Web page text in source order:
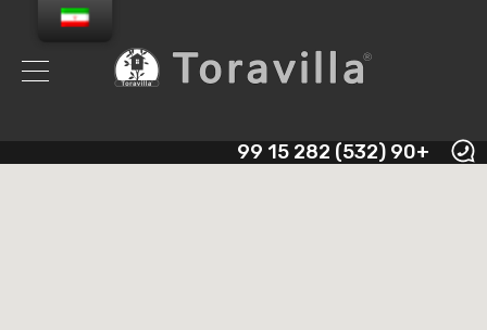
+90 (532) 282 15 99